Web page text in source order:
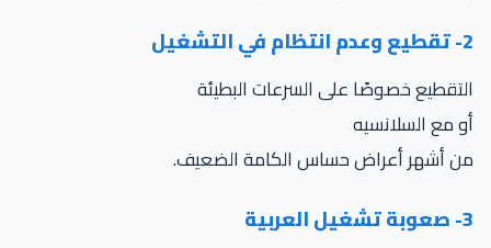
2- تقطيع وعدم انتظام في التشغيل
التقطيع خصوصًا على السرعات البطيئة
أو مع السلانسيه
من أشهر أعراض حساس الكامة الضعيف.
3- صعوبة تشغيل العربية